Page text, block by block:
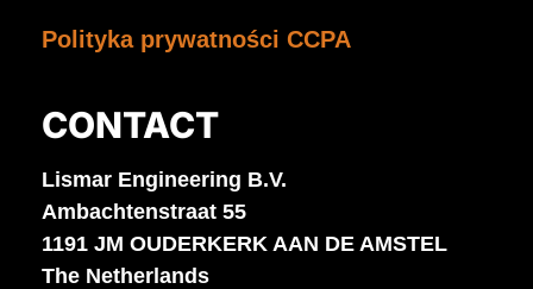
Polityka prywatności CCPA
CONTACT
Lismar Engineering B.V.
Ambachtenstraat 55
1191 JM OUDERKERK AAN DE AMSTEL
The Netherlands